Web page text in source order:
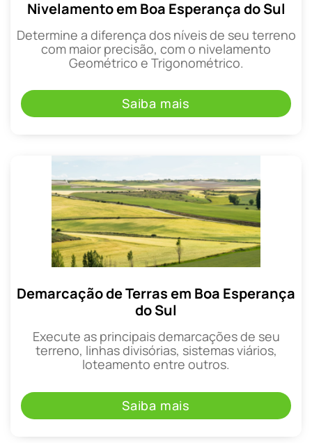
Nivelamento em Boa Esperança do Sul
Determine a diferença dos níveis de seu terreno
com maior precisão, com o nivelamento
Geométrico e Trigonométrico.
Saiba mais
Demarcação de Terras em Boa Esperança
do Sul
Execute as principais demarcações de seu
terreno, linhas divisórias, sistemas viários,
loteamento entre outros.
Saiba mais